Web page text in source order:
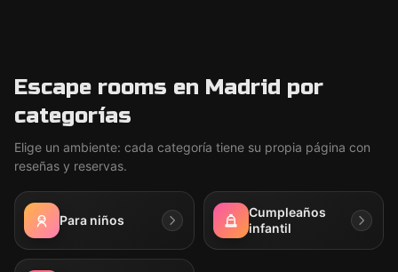
Escape rooms en Madrid por
categorías
Elige un ambiente: cada categoría tiene su propia página con
reseñas y reservas.
Para niños
Cumpleaños
infantil